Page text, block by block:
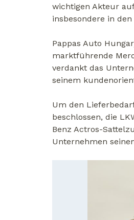
wichtigen Akteur
insbesondere in
Pappas Auto
marktführende
verdankt das
seinem
Um den
beschlossen, die
Benz Actros-
Unternehmen